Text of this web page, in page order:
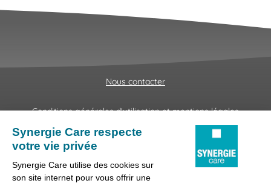
Nous contacter
Conditions générales d'utilisation et mentions légales
Fraudes & Hameçonnages
Lanceur d'alertes